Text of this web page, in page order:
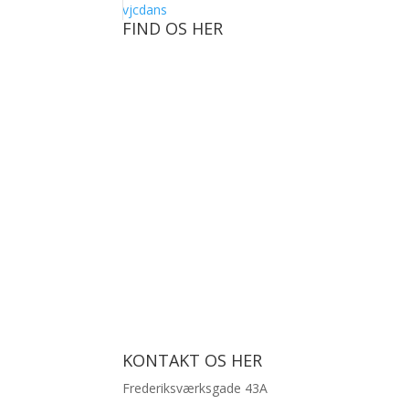
vjcdans
FIND OS HER
KONTAKT OS HER
Frederiksværksgade 43A